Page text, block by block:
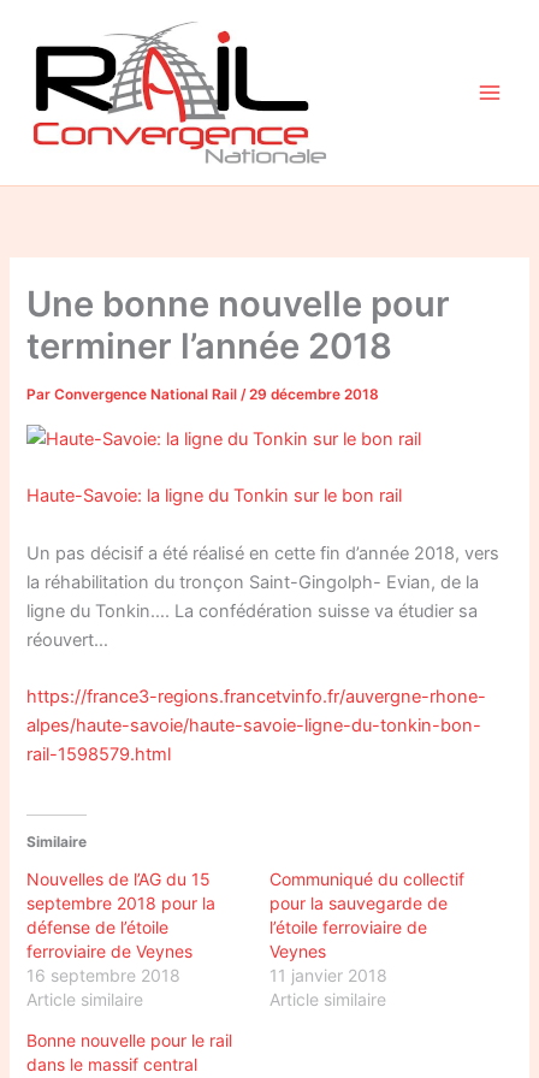
contenu
Une bonne nouvelle pour
terminer l’année 2018
ParConvergence National Rail/29 décembre 2018
Haute-Savoie: la ligne du Tonkin sur le bon rail
Un pas décisif a été réalisé en cette fin d’année 2018, vers
la réhabilitation du tronçon Saint-Gingolph- Evian, de la
ligne du Tonkin…. La confédération suisse va étudier sa
réouvert…
https://france3-regions.francetvinfo.fr/auvergne-rhone-
alpes/haute-savoie/haute-savoie-ligne-du-tonkin-bon-
rail-1598579.html
Similaire
Nouvelles de l’AG du 15
septembre 2018 pour la
défense de l’étoile
ferroviaire de Veynes
16 septembre 2018
Article similaire
Communiqué du collectif
pour la sauvegarde de
l’étoile ferroviaire de
Veynes
11 janvier 2018
Article similaire
Bonne nouvelle pour le rail
dans le massif central